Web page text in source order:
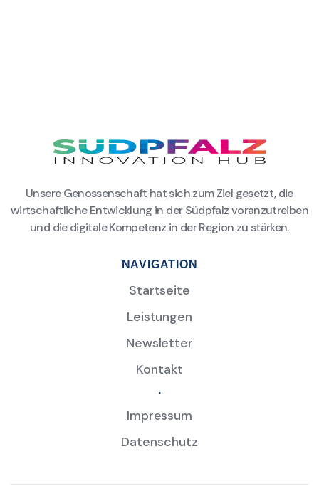
Unsere Genossenschaft hat sich zum Ziel gesetzt, die
wirtschaftliche Entwicklung in der Südpfalz voranzutreiben
und die digitale Kompetenz in der Region zu stärken.
NAVIGATION
Startseite
Leistungen
Newsletter
Kontakt
.
Impressum
Datenschutz